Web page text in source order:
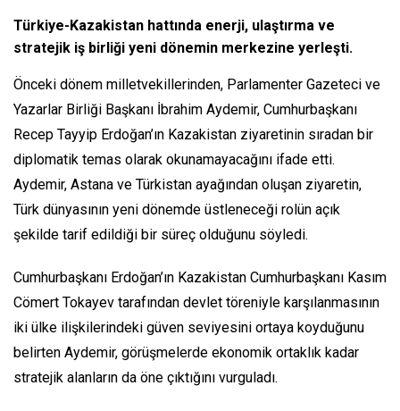
Türkiye-Kazakistan hattında enerji, ulaştırma ve
stratejik iş birliği yeni dönemin merkezine yerleşti.
Önceki dönem milletvekillerinden, Parlamenter Gazeteci ve
Yazarlar Birliği Başkanı İbrahim Aydemir, Cumhurbaşkanı
Recep Tayyip Erdoğan’ın Kazakistan ziyaretinin sıradan bir
diplomatik temas olarak okunamayacağını ifade etti.
Aydemir, Astana ve Türkistan ayağından oluşan ziyaretin,
Türk dünyasının yeni dönemde üstleneceği rolün açık
şekilde tarif edildiği bir süreç olduğunu söyledi.
Cumhurbaşkanı Erdoğan’ın Kazakistan Cumhurbaşkanı Kasım
Cömert Tokayev tarafından devlet töreniyle karşılanmasının
iki ülke ilişkilerindeki güven seviyesini ortaya koyduğunu
belirten Aydemir, görüşmelerde ekonomik ortaklık kadar
stratejik alanların da öne çıktığını vurguladı.